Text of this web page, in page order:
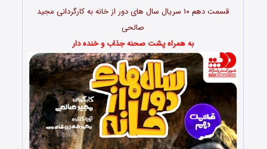
قسمت دهم ۱۰ سریال سال های دور از خانه به کارگردانی مجید
صالحی
به همراه پشت صحنه جذاب و خنده دار